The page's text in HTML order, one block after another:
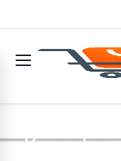
🔌 DIY -
Kaos